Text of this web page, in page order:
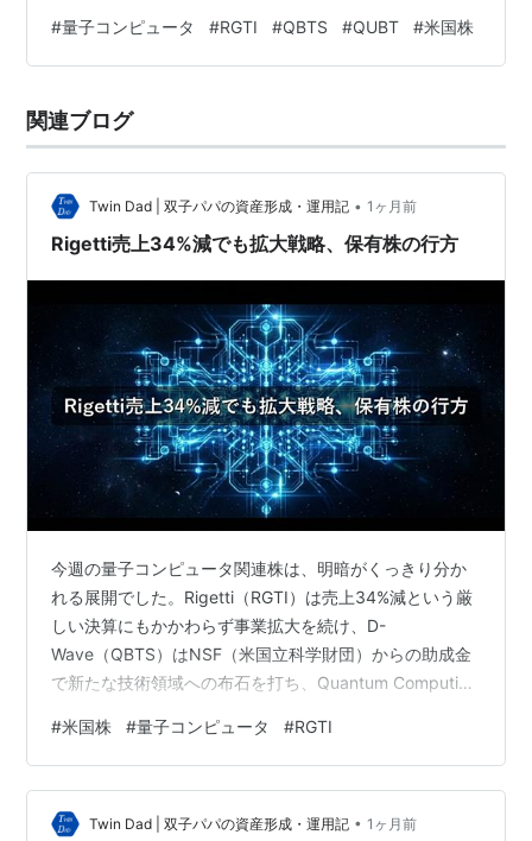
た。それでも保有4銘柄の株価は軒並み下落しており、6
月に続き「材料は良いのに株が下がる」を今月もしっか
QuantumBaselとの共同研究でAI処理のエネルギー効率を
示す成果を発表するなど話題性は豊富だったのですが、
#量子コンピュータ #RGTI #QBTS #QUBT #米国株
関連ブログ
Twin Dad | 双子パパの資産形成・運用記 • 1ヶ月前
Rigetti売上34%減でも拡大戦略、保有株の行方
今週の量子コンピュータ関連株は、明暗がくっきり分か
れる展開でした。Rigetti（RGTI）は売上34%減という厳
しい決算にもかかわらず事業拡大を続け、D-
Wave（QBTS）はNSF（米国立科学財団）からの助成金
で新たな技術領域への布石を打ち、Quantum Computing
家として、それぞれの動きを整理します。 Rigetti：売上
34%減でもバリュエーション論争と事業拡大が同時進行
Rigetti Computing（RGTI）の2025年通期決算では、売
上が前年比34%減少したことが明らかになりました。同
#米国株 #量子コンピュータ #RGTI
Twin Dad | 双子パパの資産形成・運用記 • 1ヶ月前